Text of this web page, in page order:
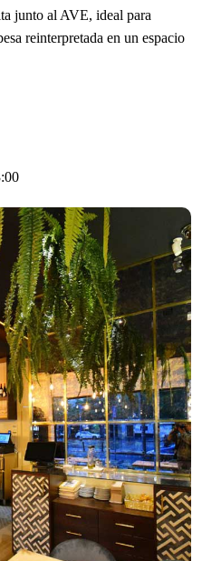
junto al AVE, ideal para
reinterpretada en un espacio